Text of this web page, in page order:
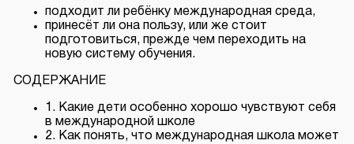
подходит ли ребёнку международная среда,
принесёт ли она пользу, или же стоит
подготовиться, прежде чем переходить на
новую систему обучения.
СОДЕРЖАНИЕ
1. Какие дети особенно хорошо чувствуют себя
в международной школе
2. Как понять, что международная школа может